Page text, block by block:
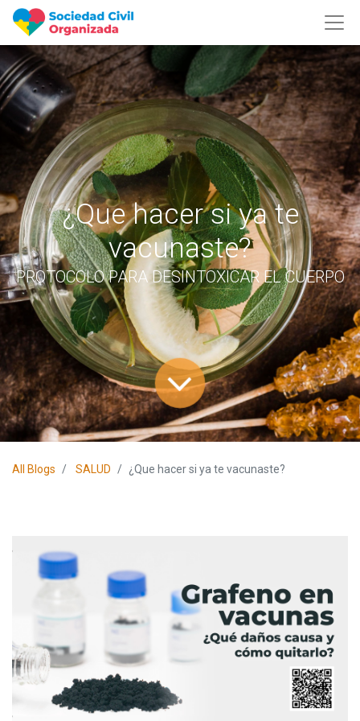
¿Que hacer si ya te
vacunaste?
PROTOCOLO PARA DESINTOXICAR EL CUERPO
All Blogs SALUD ¿Que hacer si ya te vacunaste?